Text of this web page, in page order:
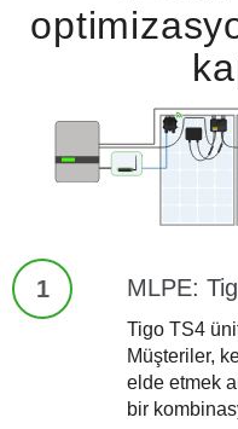
1 MLPE:
Tigo TS4
Müşteriler,
elde etmek
bir